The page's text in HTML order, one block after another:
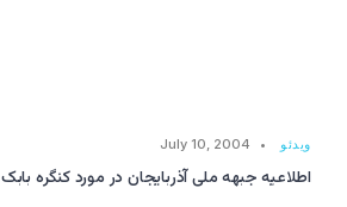
ویدئو July 10, 2004
اطلاعیه جبهه ملی آذربایجان در مورد کنگره بابک